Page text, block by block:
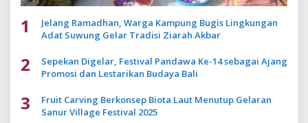
1
Jelang Ramadhan, Warga Kampung Bugis Lingkungan
Adat Suwung Gelar Tradisi Ziarah Akbar
2
Sepekan Digelar, Festival Pandawa Ke-14 sebagai Ajang
Promosi dan Lestarikan Budaya Bali
3
Fruit Carving Berkonsep Biota Laut Menutup Gelaran
Sanur Village Festival 2025